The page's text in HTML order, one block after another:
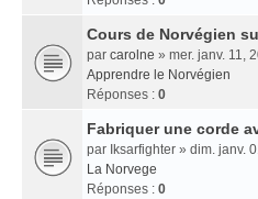
Cours de Norvégien
par carolne » mer. janv. 11,
Apprendre le Norvégien
Réponses : 0
Fabriquer une corde
par Iksarfighter » dim. janv.
La Norvege
Réponses : 0